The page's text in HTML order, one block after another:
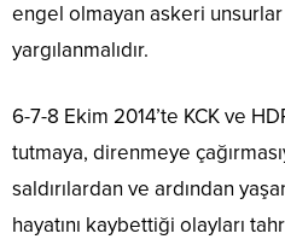
engel olmayan askeri
yargılanmalıdır.
6-7-8 Ekim 2014’te KCK ve
tutmaya, direnmeye
saldırılardan ve ardından
hayatını kaybettiği olayları